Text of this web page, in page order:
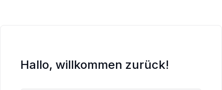
Hallo, willkommen zurück!